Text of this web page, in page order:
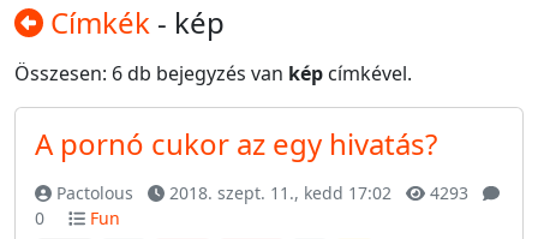
Címkék - kép
Összesen: 6 db bejegyzés van kép címkével.
A pornó cukor az egy hivatás?
Pactolous 2018. szept. 11., kedd 17:02
4293
0
Fun